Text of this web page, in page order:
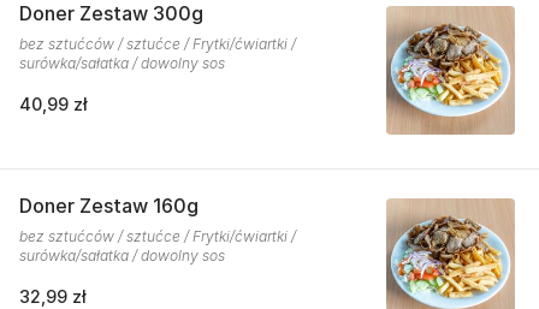
Doner Zestaw 300g
bez sztućców / sztućce / Frytki/ćwiartki /
surówka/sałatka / dowolny sos
40,99 zł
Doner Zestaw 160g
bez sztućców / sztućce / Frytki/ćwiartki /
surówka/sałatka / dowolny sos
32,99 zł